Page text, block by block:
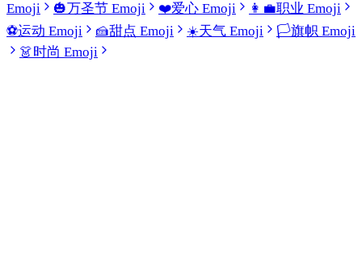
Emoji
🎃万圣节 Emoji ❤️爱心 Emoji 👩‍💼职业 Emoji
⚽运动 Emoji 🍰甜点 Emoji ☀️天气 Emoji 🏳️旗帜 Emoji
👗时尚 Emoji